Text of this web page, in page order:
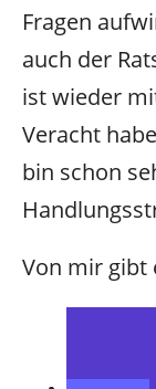
Fragen
auch der
ist wieder
Veracht
bin schon
Von mir gibt